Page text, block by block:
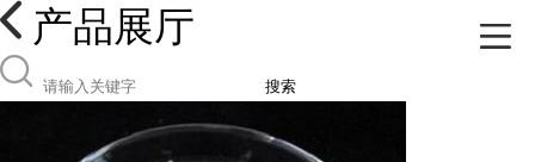
产品展厅
搜索